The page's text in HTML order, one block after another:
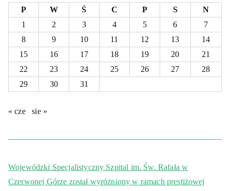
P
W Ś C P S
N
1
2 3 4 5 6
7
8
9 10 11 12 13
14
15
16 17 18 19 20
21
22
23 24 25 26 27
28
29
30 31
« cze sie »
Wojewódzki Specjalistyczny Szpital im. Św. Rafała w
Czerwonej Górze został wyróżniony w ramach prestiżowej